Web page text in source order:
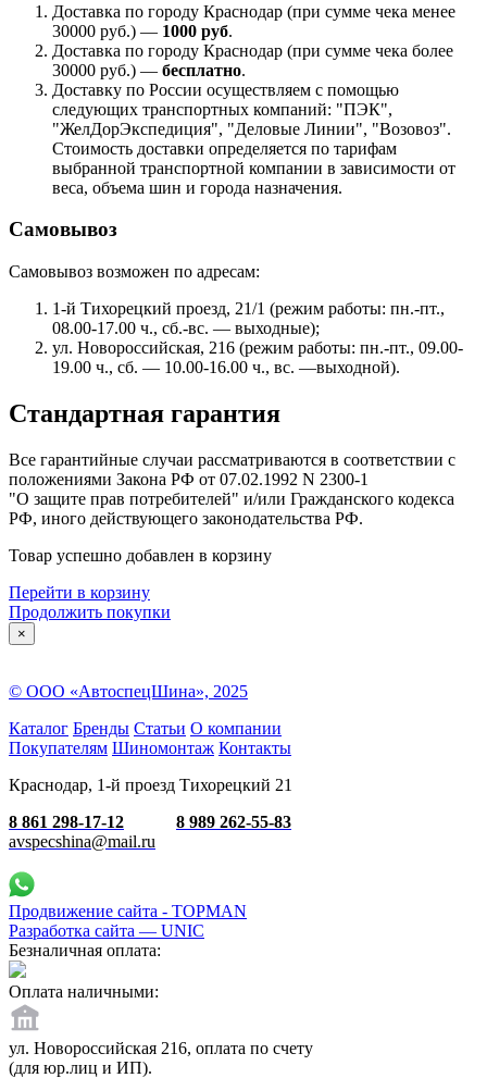
Доставка по городу Краснодар (при сумме чека менее
30000 руб.) — 1000 руб.
Доставка по городу Краснодар (при сумме чека более
30000 руб.) — бесплатно.
Доставку по России осуществляем с помощью
следующих транспортных компаний: "ПЭК",
"ЖелДорЭкспедиция", "Деловые Линии", "Возовоз".
Стоимость доставки определяется по тарифам
выбранной транспортной компании в зависимости от
веса, объема шин и города назначения.
Самовывоз
Самовывоз возможен по адресам:
1-й Тихорецкий проезд, 21/1 (режим работы: пн.-пт.,
08.00-17.00 ч., сб.-вс. — выходные);
ул. Новороссийская, 216 (режим работы: пн.-пт., 09.00-
19.00 ч., сб. — 10.00-16.00 ч., вс. —выходной).
Стандартная гарантия
Все гарантийные случаи рассматриваются в соответствии с
положениями Закона РФ от 07.02.1992 N 2300-1
"О защите прав потребителей" и/или Гражданского кодекса
РФ, иного действующего законодательства РФ.
Товар успешно добавлен в корзину
Перейти в корзину
Продолжить покупки
×
© ООО «АвтоспецШина», 2025
Каталог Бренды Статьи О компании
Покупателям Шиномонтаж Контакты
Краснодар, 1-й проезд Тихорецкий 21
8 861 298-17-12
8 989 262-55-83
avspecshina@mail.ru
Продвижение сайта - TOPMAN
Разработка сайта — UNIC
Безналичная оплата:
Оплата наличными:
ул. Новороссийская 216, оплата по счету
(для юр.лиц и ИП).